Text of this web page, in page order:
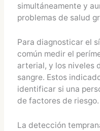
simultáneamente y
problemas de salud
Para diagnosticar el
común medir el
arterial, y los niveles
sangre. Estos
identificar si una
de factores de riesgo.
La detección